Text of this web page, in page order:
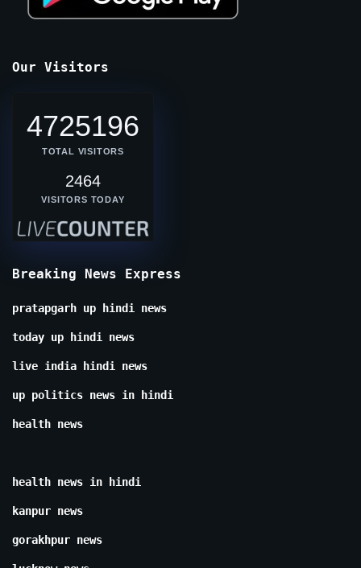
Our Visitors
4725196
TOTAL VISITORS
2464
VISITORS TODAY
Breaking News Express
pratapgarh up hindi news
today up hindi news
live india hindi news
up politics news in hindi
health news
health news in hindi
kanpur news
gorakhpur news